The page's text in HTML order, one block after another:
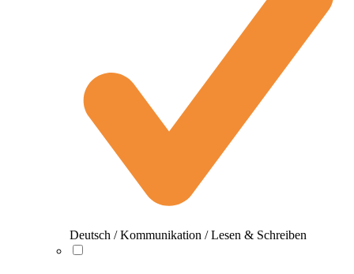
Deutsch / Kommunikation / Lesen & Schreiben